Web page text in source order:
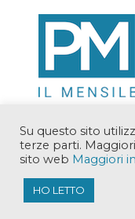
Copyright © 2018
Su questo sito
terze parti.
sito web Maggiori
HO LETTO